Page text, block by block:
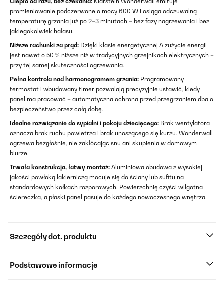
promieniowanie podczerwone o mocy 600 W i osiąga odczuwalną
temperaturę grzania już po 2–3 minutach – bez fazy nagrzewania i bez
jakiegokolwiek hałasu.
Niższe rachunki za prąd: Dzięki klasie energetycznej A zużycie energii
jest nawet o 50 % niższe niż w tradycyjnych grzejnikach elektrycznych –
przy tej samej skuteczności ogrzewania.
Pełna kontrola nad harmonogramem grzania: Programowany
termostat i wbudowany timer pozwalają precyzyjnie ustawić, kiedy
panel ma pracować – automatyczna ochrona przed przegrzaniem dba o
bezpieczeństwo przez całą dobę.
Idealne rozwiązanie do sypialni i pokoju dziecięcego: Brak wentylatora
oznacza brak ruchu powietrza i brak unoszącego się kurzu. Wonderwall
ogrzewa bezgłośnie, nie zakłócając snu ani skupienia w domowym
biurze.
Trwała konstrukcja, łatwy montaż: Aluminiowa obudowa z wysokiej
jakości powłoką lakierniczą mocuje się do ściany lub sufitu na
standardowych kołkach rozporowych. Powierzchnię czyści wilgotna
ściereczka, a płaski panel pasuje do każdego nowoczesnego wnętrza.
Szczegóły dot. produktu
Podstawowe informacje